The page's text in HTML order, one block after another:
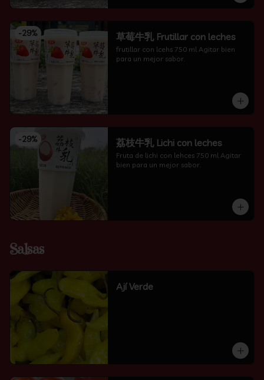
-29% 草莓牛乳 Frutillar con leches
frutillar con lcehs 750 ml Agitar bien
para un mejor sabor.
-29% 荔枝牛乳 Lichi con leches
Fruta de lichi con lehces 750 ml Agitar
bien para un mejor sabor.
Salsas
Ají Verde